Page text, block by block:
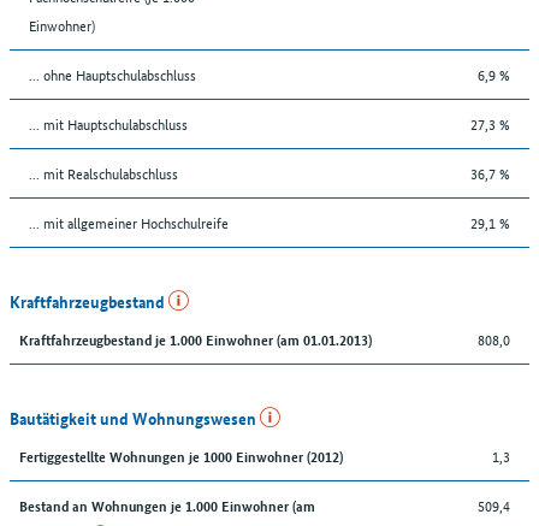
Einwohner)
... ohne Hauptschulabschluss 6,9 %
... mit Hauptschulabschluss 27,3 %
... mit Realschulabschluss 36,7 %
... mit allgemeiner Hochschulreife 29,1 %
Kraftfahrzeugbestand
Kraftfahrzeugbestand je 1.000 Einwohner (am 01.01.2013) 808,0
Bautätigkeit und Wohnungswesen
Fertiggestellte Wohnungen je 1000 Einwohner (2012) 1,3
Bestand an Wohnungen je 1.000 Einwohner (am
509,4